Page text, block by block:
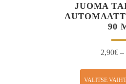
JUOMA
90
2,90€ –
VALITSE